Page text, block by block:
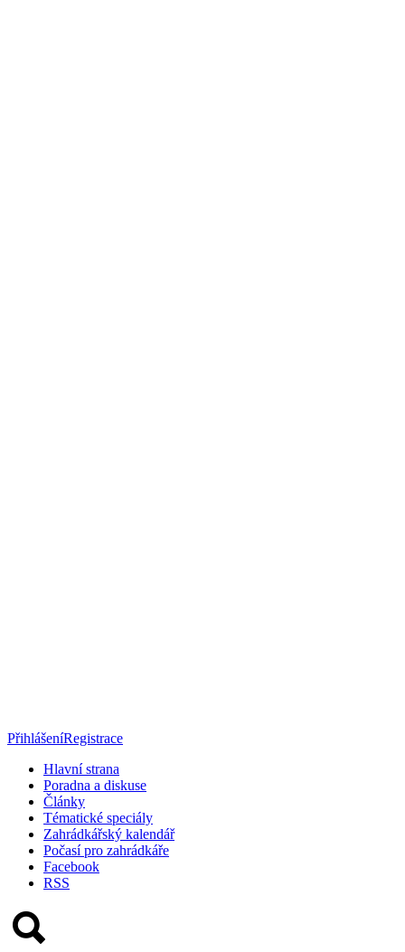
PřihlášeníRegistrace
Hlavní strana
Poradna a diskuse
Články
Tématické speciály
Zahrádkářský kalendář
Počasí pro zahrádkáře
Facebook
RSS